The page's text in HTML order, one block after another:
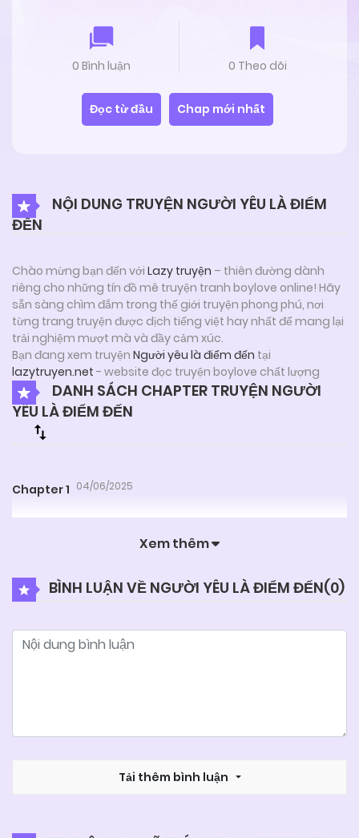
0 Bình luận 0 Theo dõi
Đọc từ đầu Chap mới nhất
NỘI DUNG TRUYỆN NGƯỜI YÊU LÀ ĐIỂM
ĐẾN
Chào mừng bạn đến với Lazy truyện – thiên đường dành
riêng cho những tín đồ mê truyện tranh boylove online! Hãy
sẵn sàng chìm đắm trong thế giới truyện phong phú, nơi
từng trang truyện được dịch tiếng việt hay nhất để mang lại
trải nghiệm mượt mà và đầy cảm xúc.
Bạn đang xem truyện Người yêu là điểm đến tại
lazytruyen.net - website đọc truyện boylove chất lượng
DANH SÁCH CHAPTER TRUYỆN NGƯỜI
YÊU LÀ ĐIỂM ĐẾN
Chapter 1 04/06/2025
Xem thêm
BÌNH LUẬN VỀ NGƯỜI YÊU LÀ ĐIỂM ĐẾN(0)
Tải thêm bình luận